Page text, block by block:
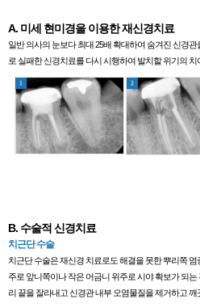
A. 미세 현미경을 이용한 재신경치료
일반 의사의 눈보다 최대 25배 확대하여 숨겨진 신경
로 실패한 신경치료를 다시 시행하여 발치할 위기의 치
B. 수술적 신경치료
치근단 수술
치근단 수술은 재신경 치료로도 해결을 못한 뿌리쪽
주로 앞니쪽이나 작은 어금니 위주로 시야 확보가 되
리 끝을 잘라내고 신경관 내부 오염물질을 제거하고